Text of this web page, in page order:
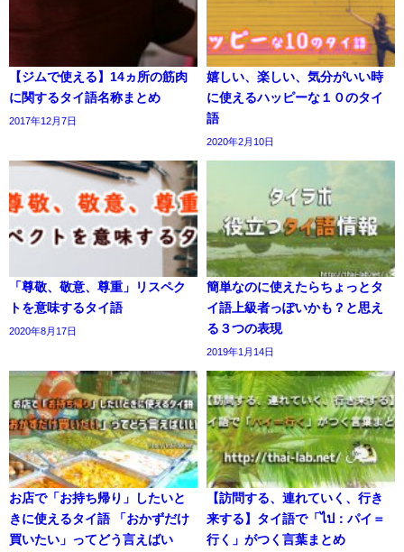
【ジムで使える】14ヵ所の筋肉
に関するタイ語名称まとめ
2017年12月7日
嬉しい、楽しい、気分がいい時
に使えるハッピーな１０のタイ
語
2020年2月10日
「尊敬、敬意、尊重」リスペク
トを意味するタイ語
2020年8月17日
簡単なのに使えたらちょっとタ
イ語上級者っぽいかも？と思え
る３つの表現
2019年1月14日
お店で「お持ち帰り」したいと
きに使えるタイ語 「おかずだけ
買いたい」ってどう言えばい
【訪問する、連れていく、行き
来する】タイ語で「ไป：パイ＝
行く」がつく言葉まとめ